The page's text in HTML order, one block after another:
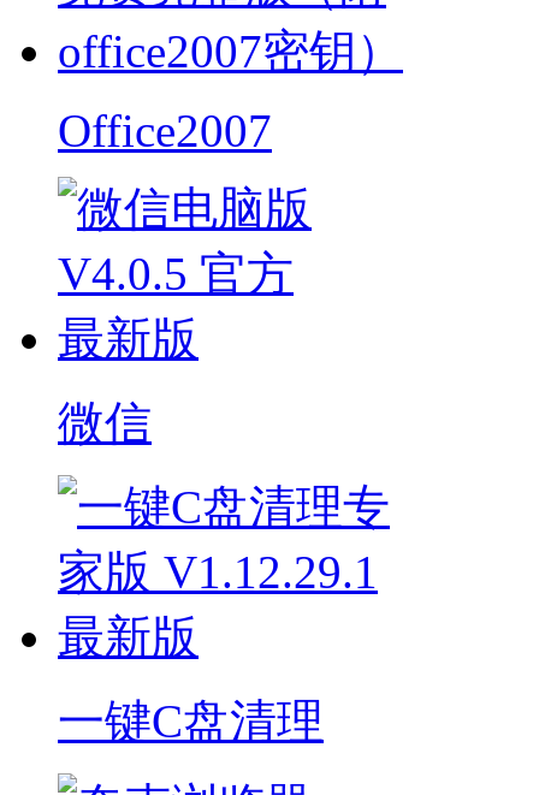
Office2007
微信
一键C盘清理